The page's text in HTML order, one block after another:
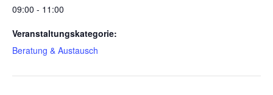
09:00 - 11:00
Veranstaltungskategorie:
Beratung & Austausch